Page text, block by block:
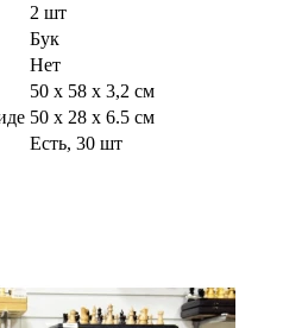
2 шт
Бук
Нет
50 x 58 x 3,2 см
50 х 28 х 6.5 см
Есть, 30 шт